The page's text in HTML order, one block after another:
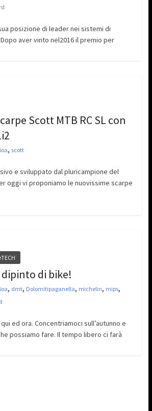
posizione di leader nei sistemi di
aver vinto nel2016 il premio per
Scott MTB RC SL con
, scott
e sviluppato dal pluricampione del
oggi vi proponiamo le nuovissime scarpe
di bike!
, dmt, Dolomitipaganella, michelin, mips,
ed ora. Concentriamoci sull’autunno e
possiamo fare. Il tempo libero ci farà